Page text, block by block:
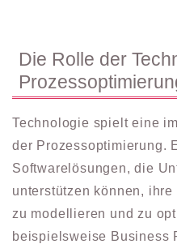
Die Rolle der
Technologie spielt eine
der Prozessoptimierung.
Softwarelösungen, die
unterstützen können,
zu modellieren und zu
beispielsweise Business